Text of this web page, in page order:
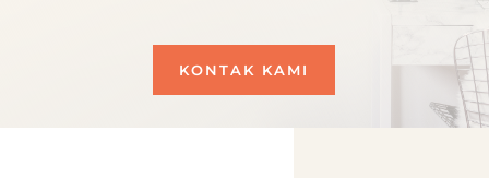
KONTAK KAMI